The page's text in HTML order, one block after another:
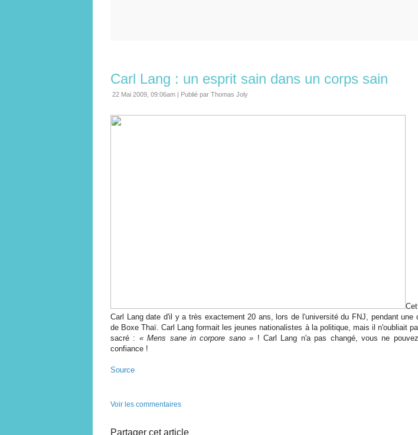
Carl Lang : un esprit sain dans un corps sain
22 Mai 2009, 09:06am | Publié par Thomas Joly
Carl Lang date d'il y a très exactement 20 ans, lors de l'université du FNJ, pendant une
de Boxe Thaï. Carl Lang formait les jeunes nationalistes à la politique, mais il n'oubliait
sacré : « Mens sane in corpore sano » ! Carl Lang n'a pas changé, vous ne
confiance !
Source
Voir les commentaires
Partager cet article